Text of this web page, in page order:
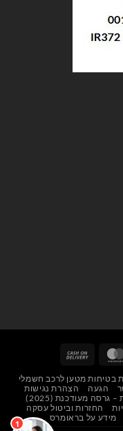
MasterCard
Delivery
בטיחות מטען לרכב חשמלי
הגעה
הצהרת נגישות
גרסה מעודכנת (2025)
החזרות וביטול עסקה
מידע על בראומרס